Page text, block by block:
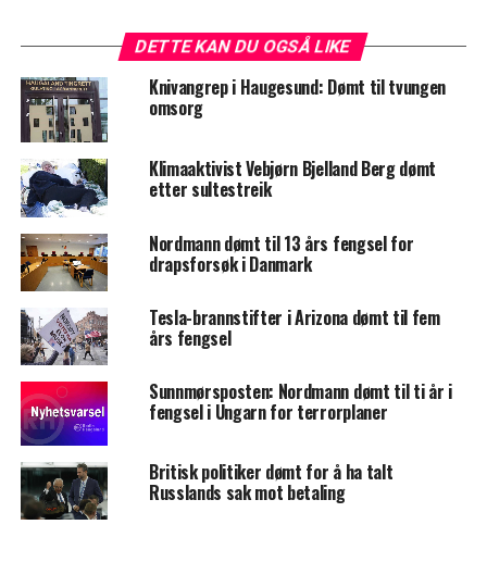
DETTE KAN DU OGSÅ LIKE
Knivangrep i Haugesund: Dømt til tvungen
omsorg
Klimaaktivist Vebjørn Bjelland Berg dømt
etter sultestreik
Nordmann dømt til 13 års fengsel for
drapsforsøk i Danmark
Tesla-brannstifter i Arizona dømt til fem
års fengsel
Sunnmørsposten: Nordmann dømt til ti år i
fengsel i Ungarn for terrorplaner
Britisk politiker dømt for å ha talt
Russlands sak mot betaling